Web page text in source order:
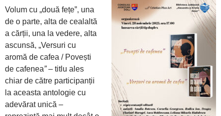
Volum cu „două fețe”, una
de o parte, alta de cealaltă
a cărții, una la vedere, alta
ascunsă, „Versuri cu
aromă de cafea / Povești
de cafenea”– titlu ales
chiar de către participanții
la aceasta antologie cu
adevărat unică –